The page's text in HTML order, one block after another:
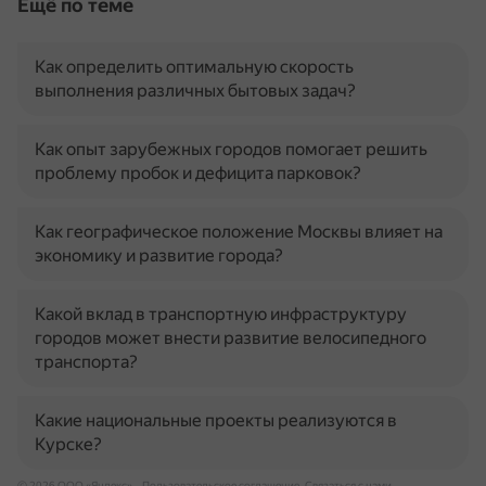
Ещё по теме
Как определить оптимальную скорость
выполнения различных бытовых задач?
Как опыт зарубежных городов помогает решить
проблему пробок и дефицита парковок?
Как географическое положение Москвы влияет на
экономику и развитие города?
Какой вклад в транспортную инфраструктуру
городов может внести развитие велосипедного
транспорта?
Какие национальные проекты реализуются в
Курске?